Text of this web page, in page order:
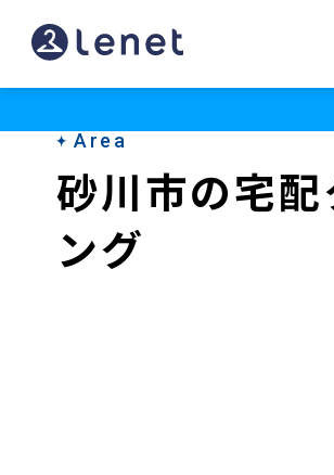
砂
川
Area
砂川市の宅配
ング